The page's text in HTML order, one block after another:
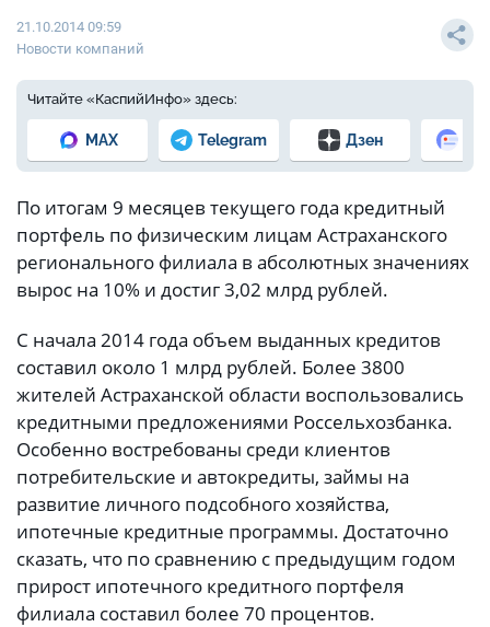
21.10.2014 09:59
Новости компаний
Читайте «КаспийИнфо» здесь:
MAX Telegram Дзен
По итогам 9 месяцев текущего года кредитный
портфель по физическим лицам Астраханского
регионального филиала в абсолютных значениях
вырос на 10% и достиг 3,02 млрд рублей.
С начала 2014 года объем выданных кредитов
составил около 1 млрд рублей. Более 3800
жителей Астраханской области воспользовались
кредитными предложениями Россельхозбанка.
Особенно востребованы среди клиентов
потребительские и автокредиты, займы на
развитие личного подсобного хозяйства,
ипотечные кредитные программы. Достаточно
сказать, что по сравнению с предыдущим годом
прирост ипотечного кредитного портфеля
филиала составил более 70 процентов.